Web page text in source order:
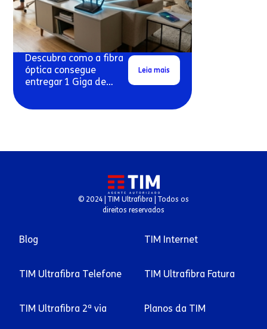
Descubra como a fibra
óptica consegue
entregar 1 Giga de
conexões residenciais.
Leia mais
© 2024 | TIM Ultrafibra | Todos os
direitos reservados
Blog TIM Internet
TIM Ultrafibra Telefone TIM Ultrafibra Fatura
TIM Ultrafibra 2ª via Planos da TIM